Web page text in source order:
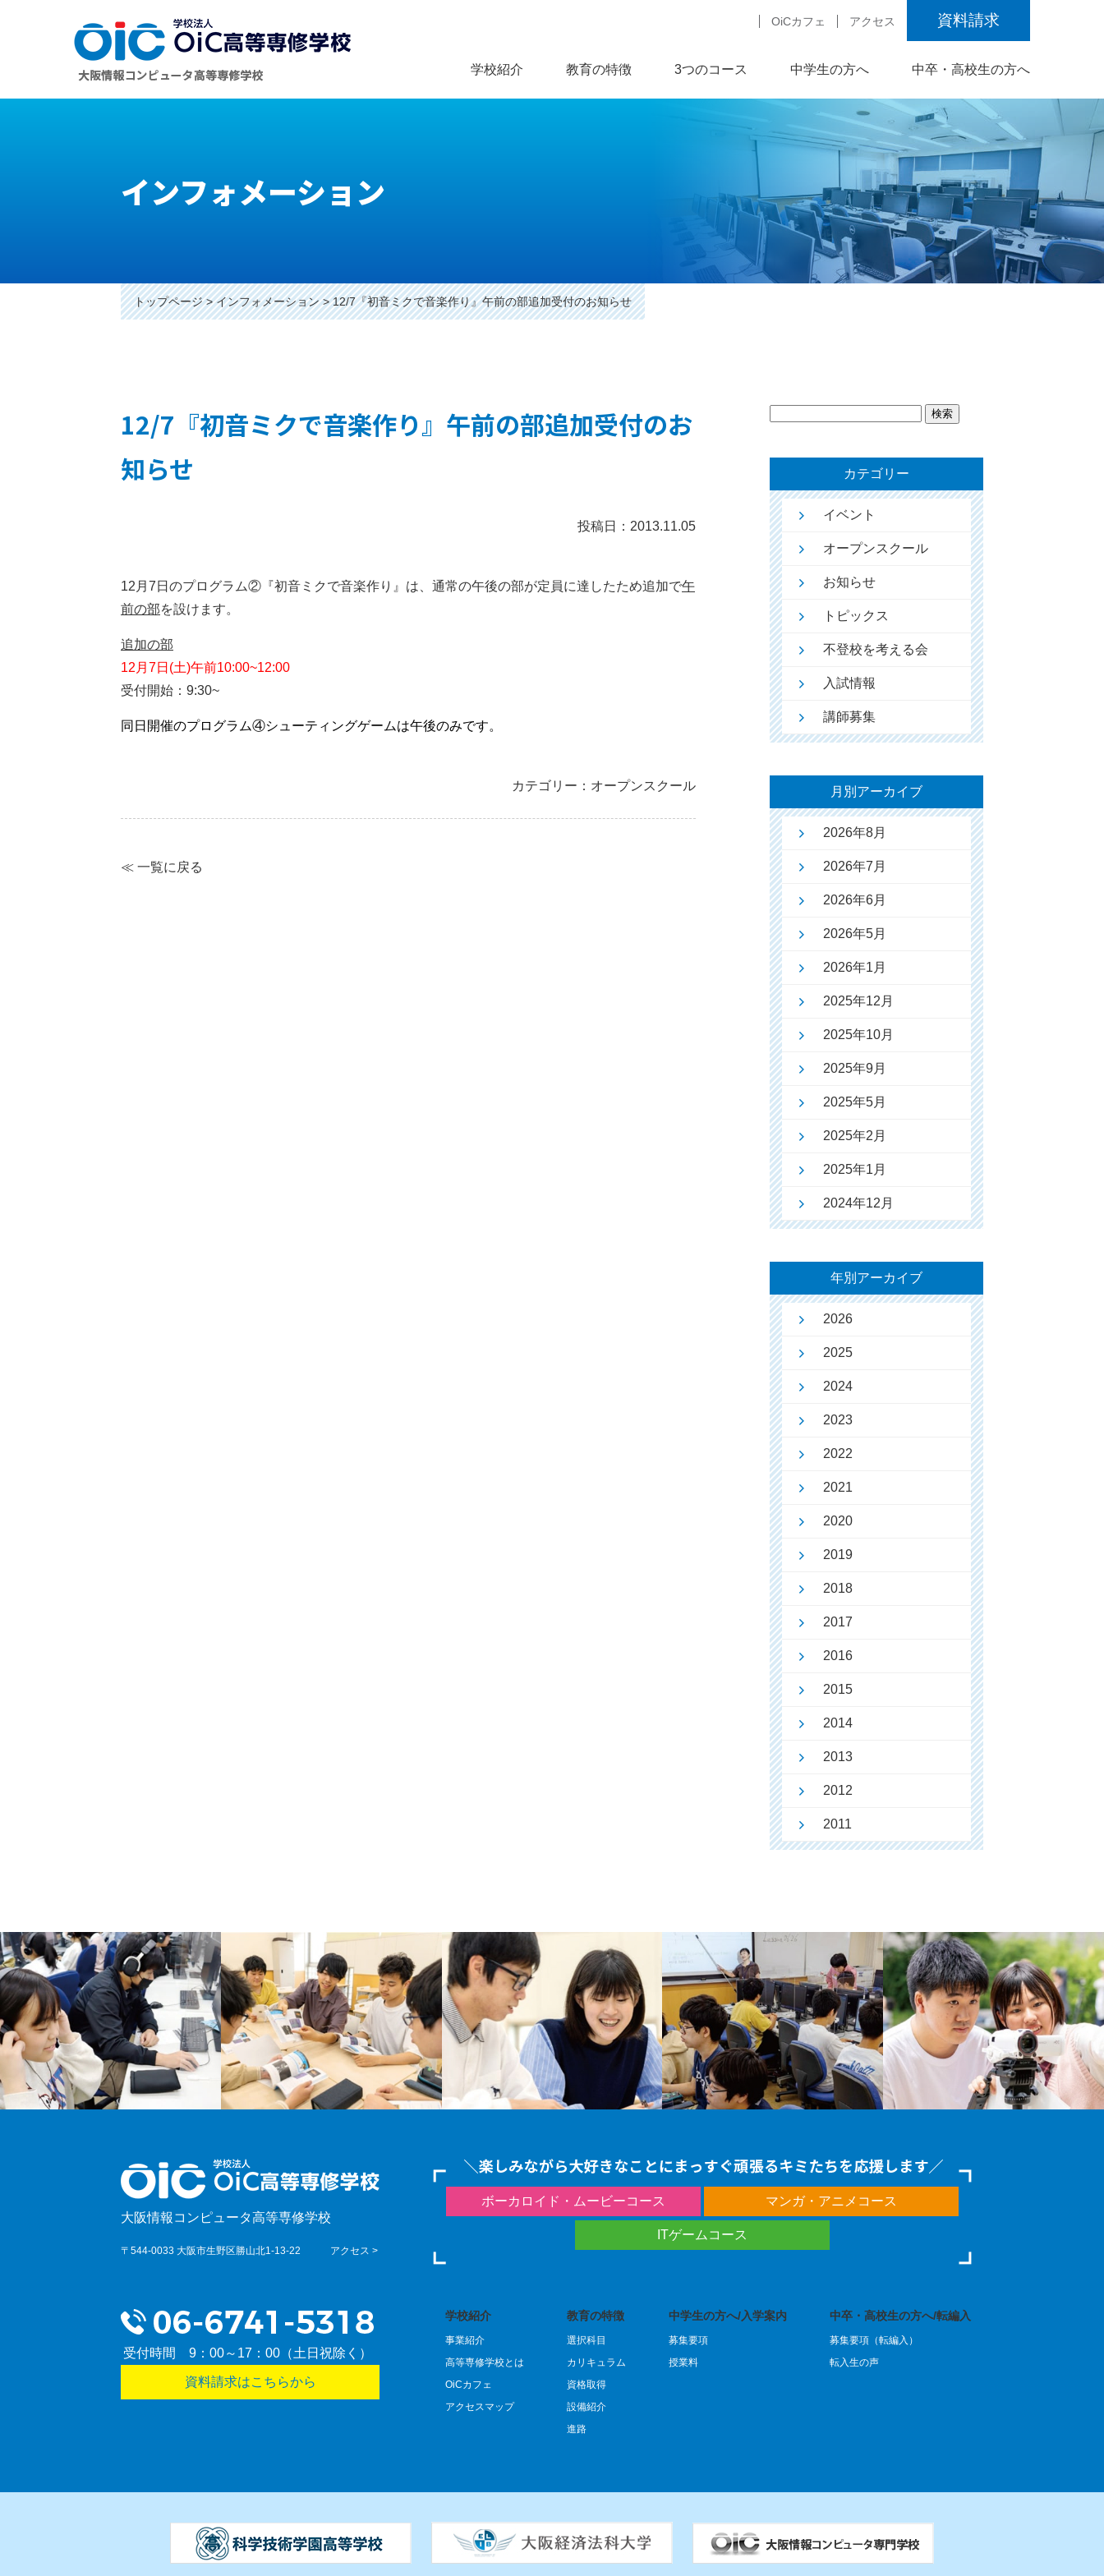
OiCカフェ アクセス 資料請求
学校紹介 教育の特徴 3つのコース 中学生の方へ 中卒・高校生の方へ
インフォメーション
トップページ インフォメーション 12/7『初音ミクで音楽作り』午前の部追加受付のお知らせ
12/7『初音ミクで音楽作り』午前の部追加受付のお
知らせ
投稿日：2013.11.05
12月7日のプログラム②『初音ミクで音楽作り』 は、通常の午後の部が定員に達したため追加で午
前の部を設けます。
追加の部
12月7日(土)午前10:00~12:00
受付開始：9:30~
同日開催のプログラム④シューティングゲームは午後のみです。
カテゴリー：オープンスクール
≪ 一覧に戻る
カテゴリー
イベント
オープンスクール
お知らせ
トピックス
不登校を考える会
入試情報
講師募集
月別アーカイブ
2026年8月
2026年7月
2026年6月
2026年5月
2026年1月
2025年12月
2025年10月
2025年9月
2025年5月
2025年2月
2025年1月
2024年12月
年別アーカイブ
2026
2025
2024
2023
2022
2021
2020
2019
2018
2017
2016
2015
2014
2013
2012
2011
大阪情報コンピュータ高等専修学校
〒544-0033 大阪市生野区勝山北1-13-22 アクセス >
受付時間 9：00～17：00（土日祝除く）
資料請求はこちらから
ボーカロイド・ムービーコース マンガ・アニメコース
ITゲームコース
学校紹介
事業紹介
高等専修学校とは
OiCカフェ
アクセスマップ
教育の特徴
選択科目
カリキュラム
資格取得
設備紹介
進路
中学生の方へ/入学案内
募集要項
授業料
中卒・高校生の方へ/転編入
募集要項（転編入）
転入生の声